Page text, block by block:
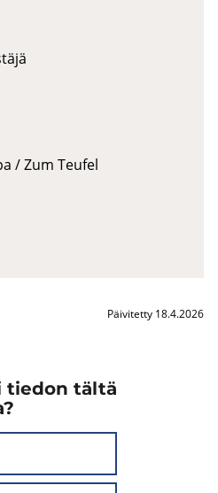
/ Zum Teufel
Päivitetty 18.4.2026
tiedon tältä